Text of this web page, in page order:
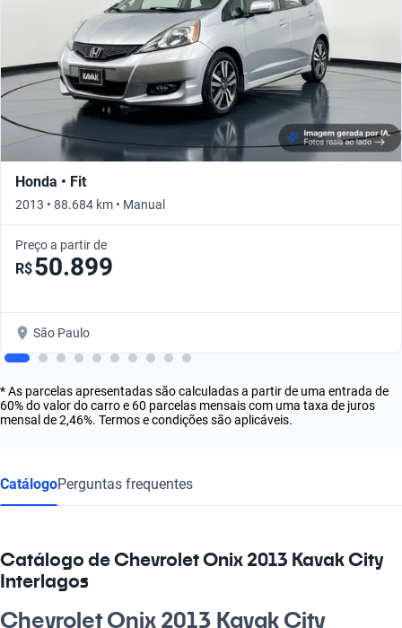
Honda • Fit
2013 • 88.684 km • Manual
Preço a partir de
R$50.899
São Paulo
* As parcelas apresentadas são calculadas a partir de uma entrada de
60% do valor do carro e 60 parcelas mensais com uma taxa de juros
mensal de 2,46%. Termos e condições são aplicáveis.
CatálogoPerguntas frequentes
Catálogo de Chevrolet Onix 2013 Kavak City
Interlagos
Chevrolet Onix 2013 Kavak City